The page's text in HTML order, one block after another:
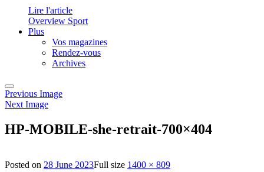
Lire l'article
Overview Sport
Plus
Vos magazines
Rendez-vous
Archives
Previous Image
Next Image
HP-MOBILE-she-retrait-700×404
Posted on 28 June 2023Full size 1400 × 809